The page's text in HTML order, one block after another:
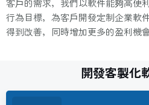
客戶的需求，我們以軟件能夠高便
行為目標，為客戶開發定制企業軟
得到改善，同時增加更多的盈利機
開發客製化